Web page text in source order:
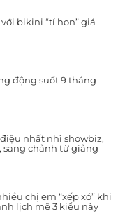
bikini “tí hon” giá
động suốt 9 tháng
nhất nhì showbiz,
sang chảnh từ giảng
chị em “xếp xó” khi
lịch mê 3 kiểu này